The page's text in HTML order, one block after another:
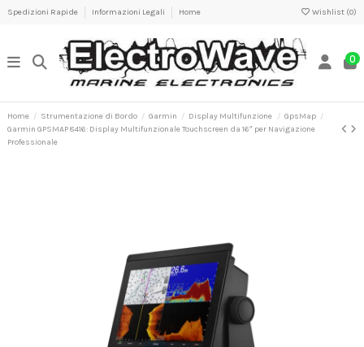
Spedizioni Rapide Informazioni Legali Home Wishlist (0)
0
Home Strumentazione di Bordo Garmin Display Multifunzione
GpsMap
Garmin GPSMAP 8416: Display Multifunzionale Touchscreen da 16″ per Navigazione
Professionale